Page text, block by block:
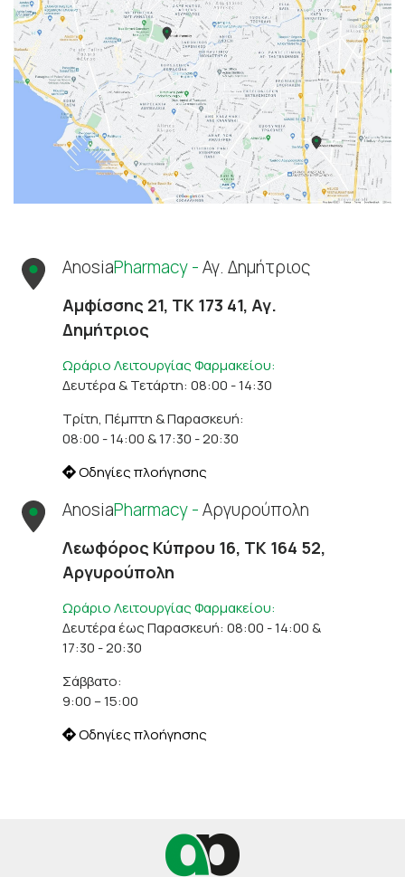
AnosiaPharmacy -Αγ. Δημήτριος
Αμφίσσης 21, ΤΚ 173 41, Αγ.
Δημήτριος
Ωράριο Λειτουργίας Φαρμακείου:
Δευτέρα & Τετάρτη: 08:00 - 14:30
Τρίτη, Πέμπτη & Παρασκευή:
08:00 - 14:00 & 17:30 - 20:30
Οδηγίες πλοήγησης
AnosiaPharmacy -Αργυρούπολη
Λεωφόρος Κύπρου 16, ΤΚ 164 52,
Αργυρούπολη
Ωράριο Λειτουργίας Φαρμακείου:
Δευτέρα έως Παρασκευή: 08:00 - 14:00 &
17:30 - 20:30
Σάββατο:
9:00 – 15:00
Οδηγίες πλοήγησης